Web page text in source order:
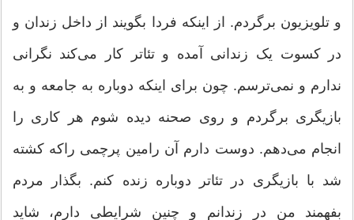
و تلویزیون برگردم. از اینکه فردا بگویند از داخل زندان و
در کسوت یک زندانی آمده و تئاتر کار می‌کند نگرانی
ندارم و نمی‌ترسم. چون برای اینکه دوباره به جامعه و به
بازیگری برگردم و روی صحنه دیده شوم هر کاری را
انجام می‌دهم. دوست دارم آن رامین پرچمی راکه کشته
شد با بازیگری در تئاتر دوباره زنده کنم. بگذار مردم
بفهمند من در زندانم و چنین شرایطی دارم،‌ شاید